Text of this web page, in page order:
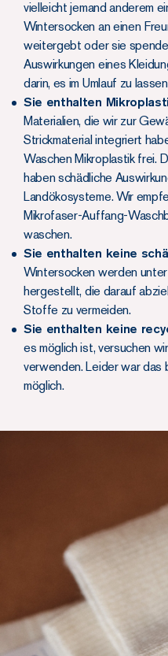
vielleicht jemand anderem
Wintersocken an einen
weitergebt oder sie
Auswirkungen eines
darin, es im Umlauf zu
Sie enthalten
Materialien, die wir zur
Strickmaterial integriert
Waschen Mikroplastik frei.
haben schädliche
Landökosysteme. Wir
Mikrofaser-Auffang-
waschen.
Sie enthalten keine
Wintersocken werden
hergestellt, die darauf
Stoffe zu vermeiden.
Sie enthalten keine
es möglich ist, versuchen
verwenden. Leider war das
möglich.